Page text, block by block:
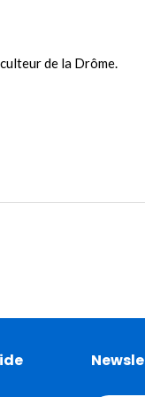
de la Drôme.